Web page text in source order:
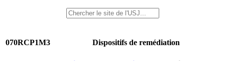
070RCP1M3 Dispositifs de remédiation